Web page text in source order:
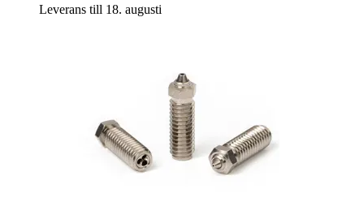
Leverans till 18. augusti